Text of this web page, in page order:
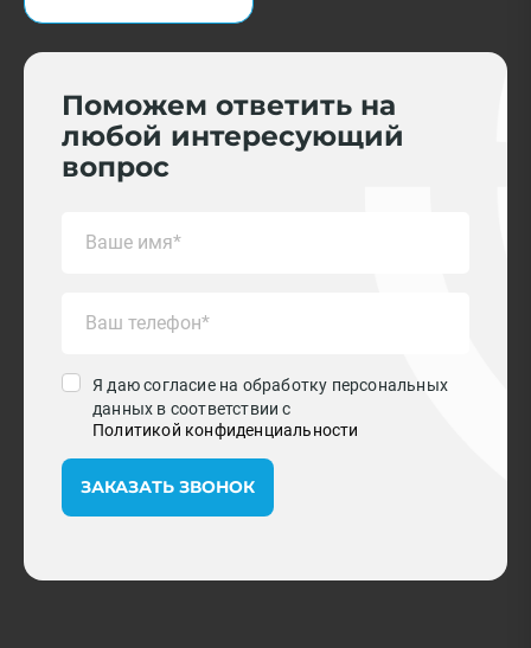
Поможем ответить на
любой интересующий
вопрос
Я даю согласие на обработку персональных
данных в соответствии с
Политикой конфиденциальности
ЗАКАЗАТЬ ЗВОНОК